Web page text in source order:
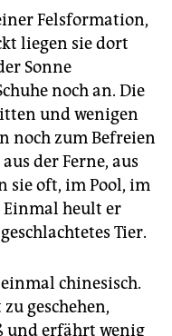
Felsformation,
liegen sie dort
Sonne
noch an. Die
und wenigen
noch zum Befreien
der Ferne, aus
sie oft, im Pool, im
heult er
Tier.
einmal chinesisch.
geschehen,
und erfährt wenig